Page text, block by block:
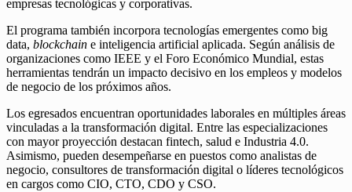
empresas tecnológicas y corporativas.
El programa también incorpora tecnologías emergentes como big
data, blockchain e inteligencia artificial aplicada. Según análisis de
organizaciones como IEEE y el Foro Económico Mundial, estas
herramientas tendrán un impacto decisivo en los empleos y modelos
de negocio de los próximos años.
Los egresados encuentran oportunidades laborales en múltiples áreas
vinculadas a la transformación digital. Entre las especializaciones
con mayor proyección destacan fintech, salud e Industria 4.0.
Asimismo, pueden desempeñarse en puestos como analistas de
negocio, consultores de transformación digital o líderes tecnológicos
en cargos como CIO, CTO, CDO y CSO.